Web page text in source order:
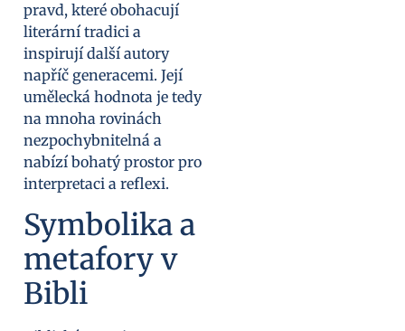
pravd, které obohacují
literární tradici a
inspirují další autory
napříč generacemi. Její
umělecká hodnota je tedy
na mnoha rovinách
nezpochybnitelná a
nabízí bohatý prostor pro
interpretaci a reflexi.
Symbolika a
metafory v
Bibli